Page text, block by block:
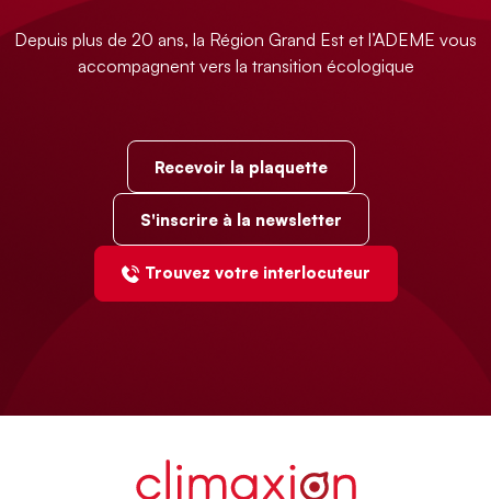
Depuis plus de 20 ans, la Région Grand Est et l’ADEME vous
accompagnent vers la transition écologique
Recevoir la plaquette
S'inscrire à la newsletter
Trouvez votre interlocuteur